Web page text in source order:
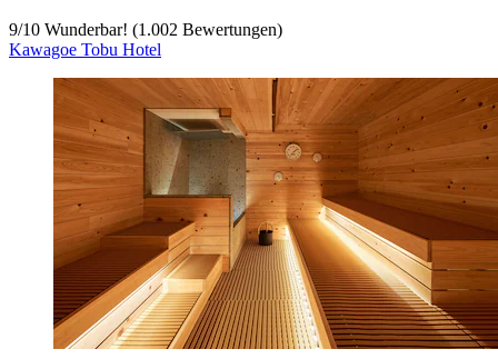
9/10 Wunderbar! (1.002 Bewertungen)
Kawagoe Tobu Hotel